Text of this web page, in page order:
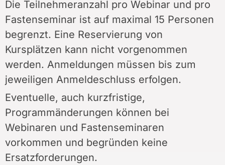
Die Teilnehmeranzahl pro Webinar und pro
Fastenseminar ist auf maximal 15 Personen
begrenzt. Eine Reservierung von
Kursplätzen kann nicht vorgenommen
werden. Anmeldungen müssen bis zum
jeweiligen Anmeldeschluss erfolgen.
Eventuelle, auch kurzfristige,
Programmänderungen können bei
Webinaren und Fastenseminaren
vorkommen und begründen keine
Ersatzforderungen.